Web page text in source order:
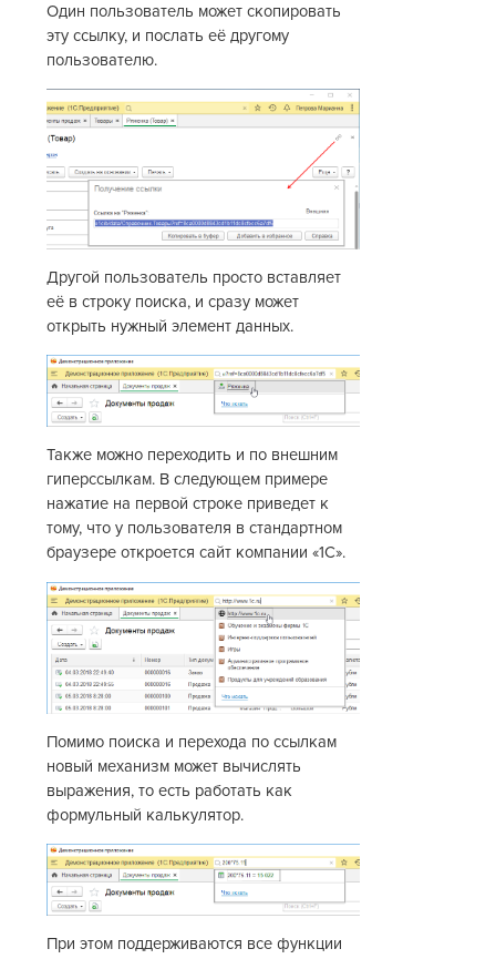
Один пользователь может скопировать
эту ссылку, и послать её другому
пользователю.
Другой пользователь просто вставляет
её в строку поиска, и сразу может
открыть нужный элемент данных.
Также можно переходить и по внешним
гиперссылкам. В следующем примере
нажатие на первой строке приведет к
тому, что у пользователя в стандартном
браузере откроется сайт компании «1С».
Помимо поиска и перехода по ссылкам
новый механизм может вычислять
выражения, то есть работать как
формульный калькулятор.
При этом поддерживаются все функции